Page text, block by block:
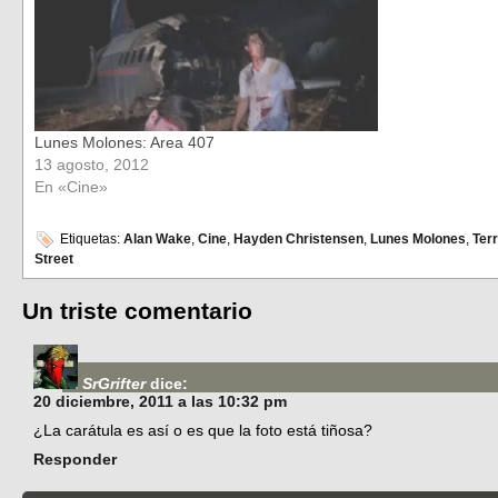
Lunes Molones: Area 407
13 agosto, 2012
En «Cine»
Etiquetas: Alan Wake, Cine, Hayden Christensen, Lunes Molones,
Street
Un triste comentario
SrGrifter dice:
20 diciembre, 2011 a las 10:32 pm
¿La carátula es así o es que la foto está tiñosa?
Responder